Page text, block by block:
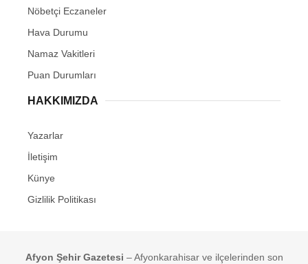
Nöbetçi Eczaneler
Hava Durumu
Namaz Vakitleri
Puan Durumları
HAKKIMIZDA
Yazarlar
İletişim
Künye
Gizlilik Politikası
Afyon Şehir Gazetesi – Afyonkarahisar ve ilçelerinden son